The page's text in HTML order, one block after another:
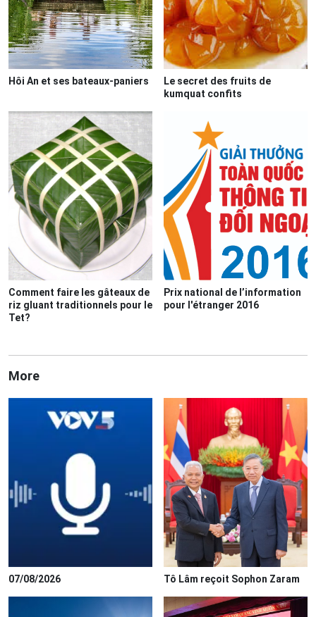
Hôi An et ses bateaux-paniers
Le secret des fruits de
kumquat confits
Comment faire les gâteaux de
riz gluant traditionnels pour le
Tet?
Prix national de l’information
pour l'étranger 2016
More
07/08/2026 Tô Lâm reçoit Sophon Zaram